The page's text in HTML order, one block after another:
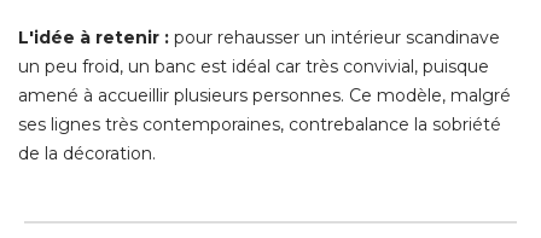
L'idée à retenir : pour rehausser un intérieur scandinave
un peu froid, un banc est idéal car très convivial, puisque
amené à accueillir plusieurs personnes. Ce modèle, malgré
ses lignes très contemporaines, contrebalance la sobriété
de la décoration.